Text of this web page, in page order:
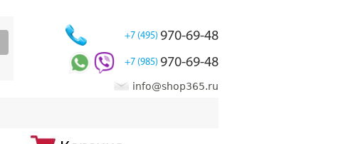
+7 (495) 970-69-48
+7 (985) 970-69-48
info@shop365.ru